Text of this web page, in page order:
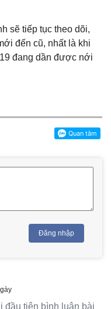
sẽ tiếp tục theo dõi,
đến cũ, nhất là khi
đang dần được nới
Đăng nhập
đầu tiên bình luận bài